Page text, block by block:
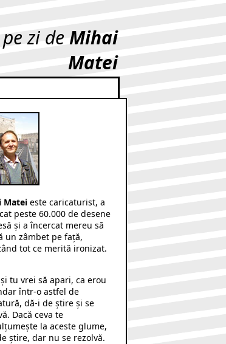
zi deMihai
Matei
Matei este caricaturist, a
peste 60.000 de desene
şi a încercat mereu să
un zâmbet pe faţă,
tot ce merită ironizat.
şi tu vrei să apari, ca erou
într-o astfel de
dă-i de ştire şi se
Dacă ceva te
la aceste glume,
ştire, dar nu se rezolvă.